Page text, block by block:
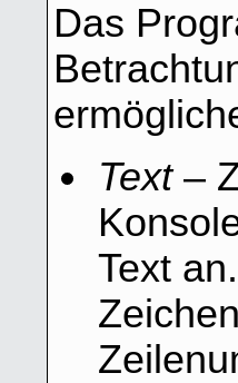
Das
Text–
Text